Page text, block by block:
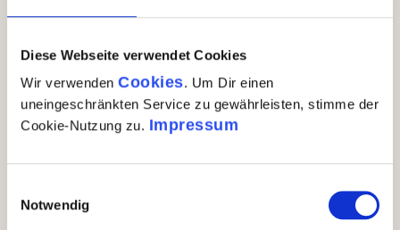
Diese Webseite verwendet Cookies
Wir verwenden Cookies. Um Dir einen
uneingeschränkten Service zu gewährleisten, stimme der
Cookie-Nutzung zu. Impressum
Notwendig
14,95 € 15,80 €
Sommerduo aus Apulien – Rosato & Bianco
In den Warenkorb
Auf Lager| Nr. 62096 Menge